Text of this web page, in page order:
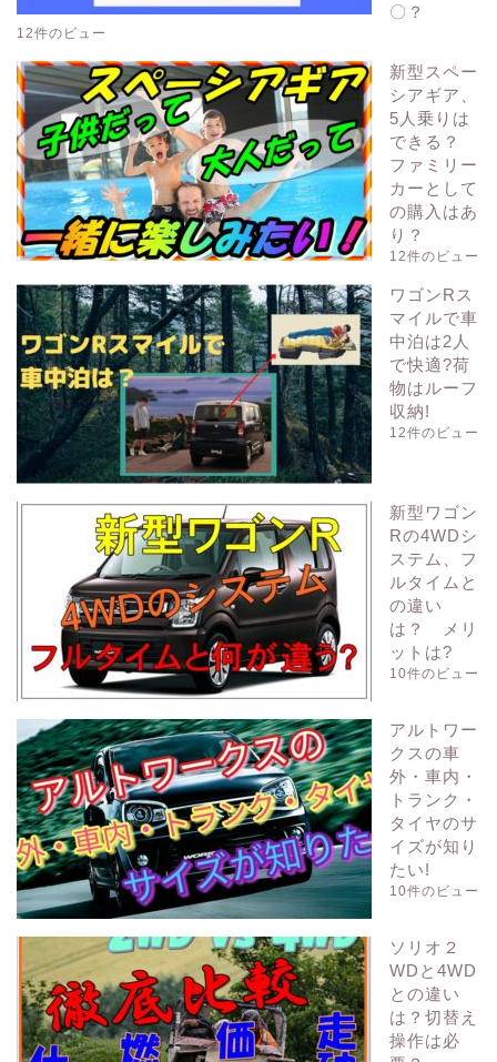
〇？
12件のビュー
新型スペー
シアギア、
5人乗りは
できる？
ファミリー
カーとして
の購入はあ
り？
12件のビュー
ワゴンRス
マイルで車
中泊は2人
で快適?荷
物はルーフ
収納!
12件のビュー
新型ワゴン
Rの4WDシ
ステム、フ
ルタイムと
の違い
は？ メリ
ットは?
10件のビュー
アルトワー
クスの車
外・車内・
トランク・
タイヤのサ
イズが知り
たい!
10件のビュー
ソリオ２
WDと4WD
との違い
は？切替え
操作は必